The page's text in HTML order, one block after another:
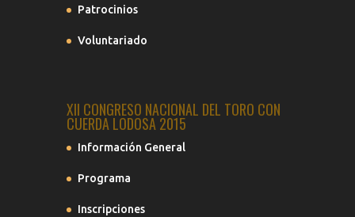
Patrocinios
Voluntariado
XII CONGRESO NACIONAL DEL TORO CON
CUERDA LODOSA 2015
Información General
Programa
Inscripciones